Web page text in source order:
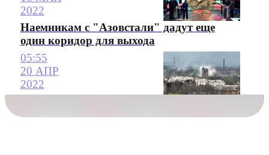
2022
Наемникам с "Азовстали" дадут еще
один коридор для выхода
05:55
20 АПР
2022